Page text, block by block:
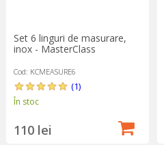
Set 6 linguri de masurare,
inox - MasterClass
Cod: KCMEASURE6
(1)
În stoc
110 lei